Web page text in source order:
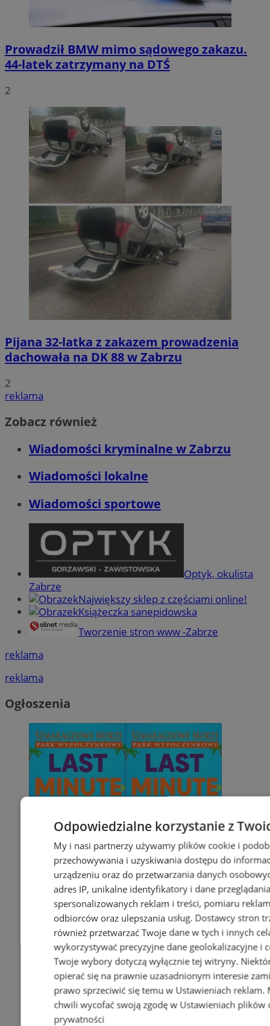
Prowadził BMW mimo sądowego zakazu.
44-latek zatrzymany na DTŚ
2
Pijana 32-latka z zakazem prowadzenia
dachowała na DK 88 w Zabrzu
2
reklama
Zobacz również
Wiadomości kryminalne w Zabrzu
Wiadomości lokalne
Wiadomości sportowe
Optyk, okulista
Zabrze
Największy sklep z częściami online!
Książeczka sanepidowska
Tworzenie stron www -Zabrze
reklama
reklama
Ogłoszenia
Odpowiedzialne korzystanie z
My i nasi partnerzy używamy plików cookie i
przechowywania i uzyskiwania dostępu do
urządzeniu oraz do przetwarzania danych
adres IP, unikalne identyfikatory i dane
spersonalizowanych reklam i treści, pomiaru
odbiorców oraz ulepszania usług. Dostawcy stron
również przetwarzać Twoje dane w tych i innych
wykorzystywać precyzyjne dane geolokalizacyjne i
Twoje wybory dotyczą wyłącznie tej witryny.
opierać się na prawnie uzasadnionym interesie
prawo sprzeciwić się temu w Ustawieniach reklam.
chwili wycofać swoją zgodę w Ustawieniach plików
prywatności